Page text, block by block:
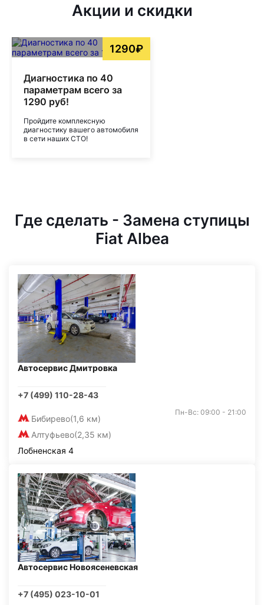
Акции и скидки
1290₽
Диагностика по 40
параметрам всего за
1290 руб!
Пройдите комплексную
диагностику вашего автомобиля
в сети наших СТО!
Где сделать - Замена ступицы
Fiat Albea
Автосервис Дмитровка
+7 (499) 110-28-43
Бибирево(1,6 км)
Алтуфьево(2,35 км)
Пн-Вс: 09:00 - 21:00
Лобненская 4
Автосервис Новоясеневская
+7 (495) 023-10-01